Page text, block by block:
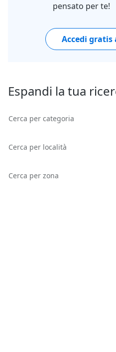
pensato per te!
Accedi gratis
Espandi la tua
Cerca per categoria
Cerca per località
Cerca per zona